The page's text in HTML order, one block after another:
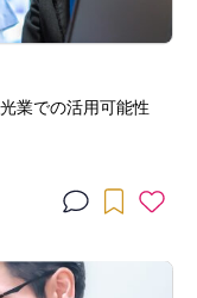
業での活用可能性